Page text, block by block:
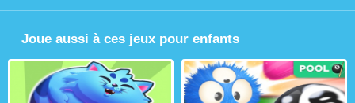
Joue aussi à ces jeux pour enfants